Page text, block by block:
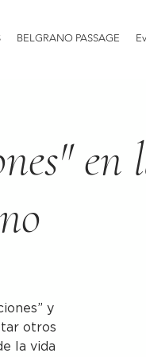
BELGRANO PASSAGE
en
y
otros
la vida